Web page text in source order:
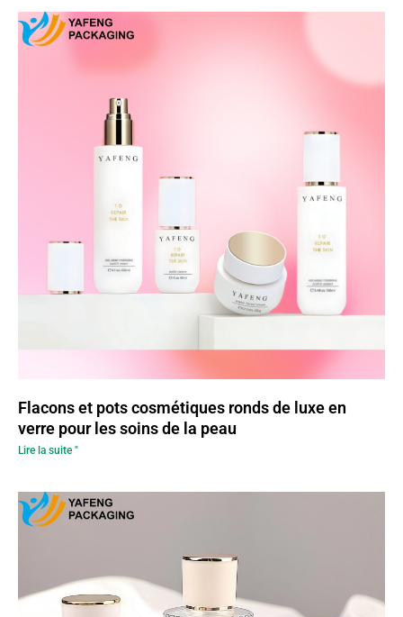
Flacons et pots cosmétiques ronds de luxe en
verre pour les soins de la peau
Lire la suite "